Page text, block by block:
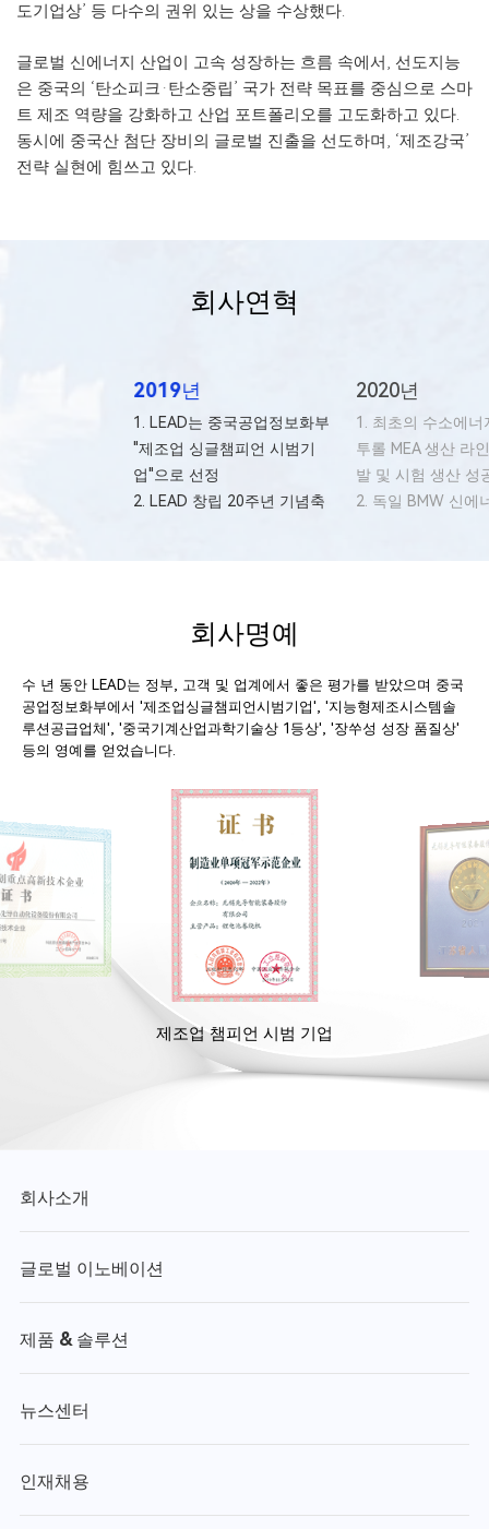
도기업상’ 등 다수의 권위 있는 상을 수상했다.
글로벌 신에너지 산업이 고속 성장하는 흐름 속에서, 선도지능
은 중국의 ‘탄소피크·탄소중립’ 국가 전략 목표를 중심으로 스마
트 제조 역량을 강화하고 산업 포트폴리오를 고도화하고 있다.
동시에 중국산 첨단 장비의 글로벌 진출을 선도하며, ‘제조강국’
전략 실현에 힘쓰고 있다.
회사연혁
2019년
1. LEAD는 중국공업정보화부
"제조업 싱글챔피언 시범기
업"으로 선정
2. LEAD 창립 20주년 기념축
솔루션 공급업체"로 선정
온 셀 턴키 라인 수주
5. 스웨덴 자회사 설립으로 유
럽 진출 시작
2020년
1. 최초의 수소에너
투롤 MEA 생산 라
발 및 시험 생산 성
2. 독일 BMW 신에
율 355ppm 이상,
형 셀 턴키 라인 대
5. TOPCon PV 셀
시블 회로기판 드
저 조각기(LOC),
기 등의 설비 고객
회사명예
수 년 동안 LEAD는 정부, 고객 및 업계에서 좋은 평가를 받았으며 중국
공업정보화부에서 '제조업싱글챔피언시범기업', '지능형제조시스템솔
루션공급업체', '중국기계산업과학기술상 1등상', '장쑤성 성장 품질상'
등의 영예를 얻었습니다.
제조업 챔피언 시범 기업
회사소개
글로벌 이노베이션
제품 & 솔루션
뉴스센터
인재채용